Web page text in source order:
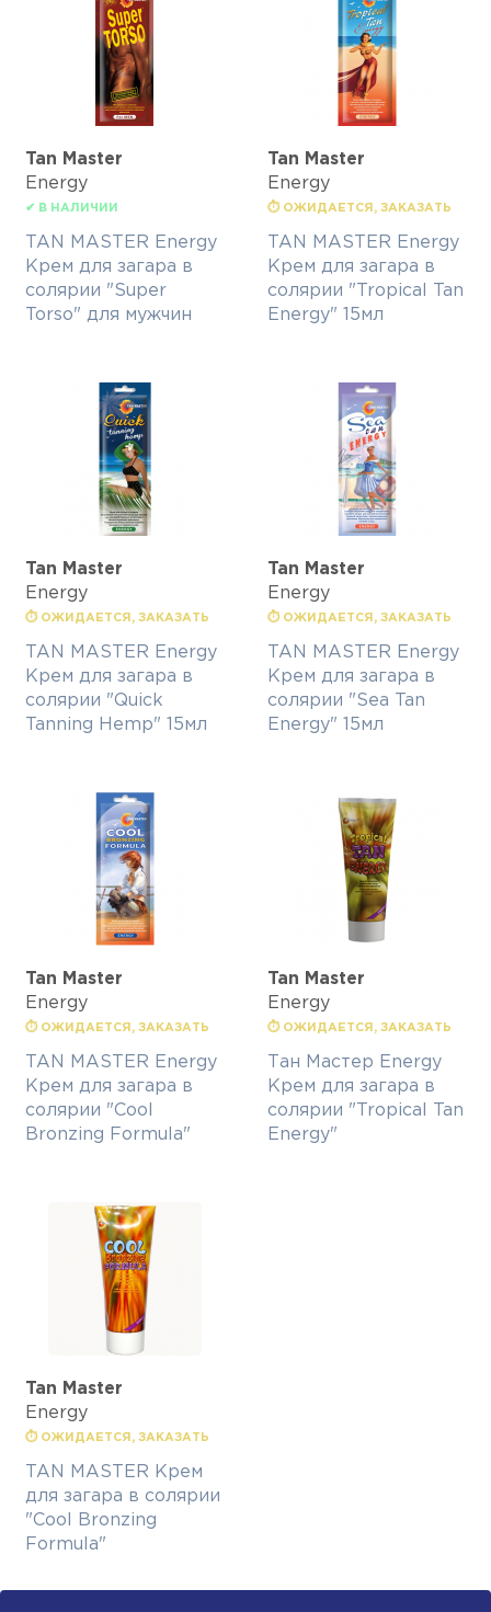
Tan Master
Energy
✔ В НАЛИЧИИ
TAN MASTER Energy
Крем для загара в
солярии "Super
Torso" для мужчин
Tan Master
Energy
⏱ ОЖИДАЕТСЯ, ЗАКАЗАТЬ
TAN MASTER Energy
Крем для загара в
солярии "Tropical Tan
Energy" 15мл
Tan Master
Energy
⏱ ОЖИДАЕТСЯ, ЗАКАЗАТЬ
TAN MASTER Energy
Крем для загара в
солярии "Quick
Tanning Hemp" 15мл
Tan Master
Energy
⏱ ОЖИДАЕТСЯ, ЗАКАЗАТЬ
TAN MASTER Energy
Крем для загара в
солярии "Sea Tan
Energy" 15мл
Tan Master
Energy
⏱ ОЖИДАЕТСЯ, ЗАКАЗАТЬ
TAN MASTER Energy
Крем для загара в
солярии "Cool
Bronzing Formula"
Tan Master
Energy
⏱ ОЖИДАЕТСЯ, ЗАКАЗАТЬ
Тан Мастер Energy
Крем для загара в
солярии "Tropical Tan
Energy"
Tan Master
Energy
⏱ ОЖИДАЕТСЯ, ЗАКАЗАТЬ
TAN MASTER Крем
для загара в солярии
"Cool Bronzing
Formula"